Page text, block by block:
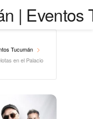
Tucumán
en el Palacio